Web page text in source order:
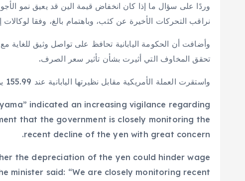
وردًا على سؤال ما إذا كان انخفاض قيمة الين قد يعيق نمو
نراقب التحركات الأخيرة عن كثب، وباهتمام بالغ، وفقا لوكالات
وأضافت أن الحكومة اليابانية تحافظ على تواصل وثيق للغاية
تحقق المخاوف التي أثيرت بشأن تأثير سعر الصرف.
واستقرت العملة الأمريكية مقابل نظيرتها اليابانية عند 155.99 ين، في بداية تداولاتها اليوم (الجمعة).
indicated an increasing vigilance regarding
that the government is closely monitoring the
recent decline of the yen with great concern.
the depreciation of the yen could hinder wage
minister said: “We are closely monitoring recent